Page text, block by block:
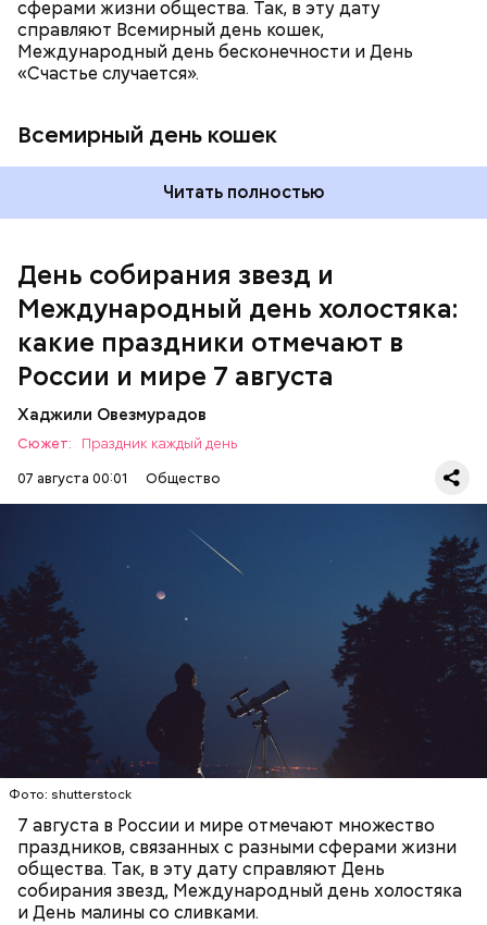
сферами жизни общества. Так, в эту дату
справляют Всемирный день кошек,
Международный день бесконечности и День
«Счастье случается».
Всемирный день кошек
Читать полностью
День собирания звезд и
Международный день холостяка:
какие праздники отмечают в
России и мире 7 августа
Хаджили Овезмурадов
Сюжет:
Праздник каждый день
07 августа 00:01
Общество
Фото: shutterstock
7 августа в России и мире отмечают множество
праздников, связанных с разными сферами жизни
общества. Так, в эту дату справляют День
собирания звезд, Международный день холостяка
и День малины со сливками.
День собирания звезд учрежден в честь
метеорного потока Персеиды, который ежегодно
можно наблюдать в августе. Все любители
смотреть на звездопад 7 августа выезжают за
город — в местность, где нет светового
загрязнения и где можно невооруженным глазом
наблюдать за падающими звездами.
Международный день холостяка
ЕДА ПРАЗДНИКИ
СЛАДОСТИ